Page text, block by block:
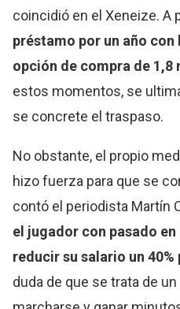
coincidió en el Xeneize. A
préstamo por un año con
opción de compra de 1,8
estos momentos, se
se concrete el traspaso.
No obstante, el propio
hizo fuerza para que se
contó el periodista Martín
el jugador con pasado
reducir su salario un 40%
duda de que se trata de